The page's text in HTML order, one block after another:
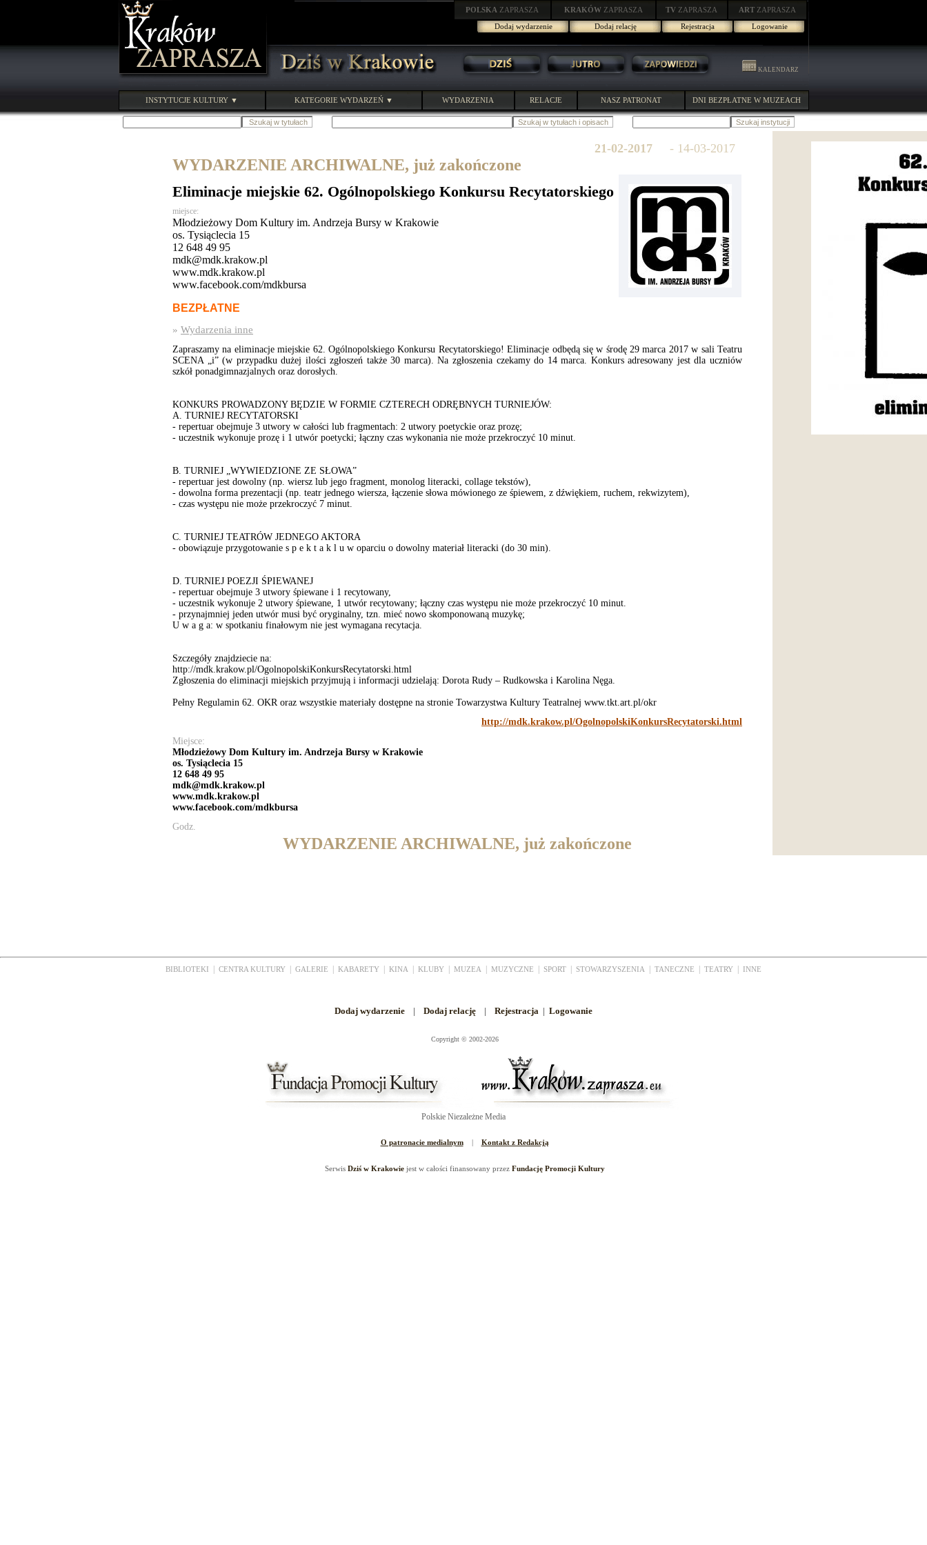
POLSKA ZAPRASZA KRAKÓW ZAPRASZA TV ZAPRASZA ART ZAPRASZA
Dodaj wydarzenie
Dodaj relację Rejestracja Logowanie
KALENDARZ
INSTYTUCJE KULTURY ▼ KATEGORIE WYDARZEŃ ▼ WYDARZENIA RELACJE NASZ PATRONAT DNI BEZPŁATNE W MUZEACH
21-02-2017 - 14-03-2017
WYDARZENIE ARCHIWALNE, już zakończone
Eliminacje miejskie 62. Ogólnopolskiego Konkursu Recytatorskiego
miejsce:
Młodzieżowy Dom Kultury im. Andrzeja Bursy w Krakowie
os. Tysiąclecia 15
12 648 49 95
mdk@mdk.krakow.pl
www.mdk.krakow.pl
www.facebook.com/mdkbursa
BEZPŁATNE
» Wydarzenia inne
Zapraszamy na eliminacje miejskie 62. Ogólnopolskiego Konkursu Recytatorskiego! Eliminacje odbędą się w środę 29 marca 2017 w sali Teatru
SCENA „i” (w przypadku dużej ilości zgłoszeń także 30 marca). Na zgłoszenia czekamy do 14 marca. Konkurs adresowany jest dla uczniów
szkół ponadgimnazjalnych oraz dorosłych.
KONKURS PROWADZONY BĘDZIE W FORMIE CZTERECH ODRĘBNYCH TURNIEJÓW:
A. TURNIEJ RECYTATORSKI
- repertuar obejmuje 3 utwory w całości lub fragmentach: 2 utwory poetyckie oraz prozę;
- uczestnik wykonuje prozę i 1 utwór poetycki; łączny czas wykonania nie może przekroczyć 10 minut.
B. TURNIEJ „WYWIEDZIONE ZE SŁOWA”
- repertuar jest dowolny (np. wiersz lub jego fragment, monolog literacki, collage tekstów),
- dowolna forma prezentacji (np. teatr jednego wiersza, łączenie słowa mówionego ze śpiewem, z dźwiękiem, ruchem, rekwizytem),
- czas występu nie może przekroczyć 7 minut.
C. TURNIEJ TEATRÓW JEDNEGO AKTORA
- obowiązuje przygotowanie s p e k t a k l u w oparciu o dowolny materiał literacki (do 30 min).
D. TURNIEJ POEZJI ŚPIEWANEJ
- repertuar obejmuje 3 utwory śpiewane i 1 recytowany,
- uczestnik wykonuje 2 utwory śpiewane, 1 utwór recytowany; łączny czas występu nie może przekroczyć 10 minut.
- przynajmniej jeden utwór musi być oryginalny, tzn. mieć nowo skomponowaną muzykę;
U w a g a: w spotkaniu finałowym nie jest wymagana recytacja.
Szczegóły znajdziecie na:
http://mdk.krakow.pl/OgolnopolskiKonkursRecytatorski.html
Zgłoszenia do eliminacji miejskich przyjmują i informacji udzielają: Dorota Rudy – Rudkowska i Karolina Nęga.
Pełny Regulamin 62. OKR oraz wszystkie materiały dostępne na stronie Towarzystwa Kultury Teatralnej www.tkt.art.pl/okr
http://mdk.krakow.pl/OgolnopolskiKonkursRecytatorski.html
Miejsce:
Młodzieżowy Dom Kultury im. Andrzeja Bursy w Krakowie
os. Tysiąclecia 15
12 648 49 95
mdk@mdk.krakow.pl
www.mdk.krakow.pl
www.facebook.com/mdkbursa
Godz.
WYDARZENIE ARCHIWALNE, już zakończone
BIBLIOTEKI CENTRA KULTURY GALERIE KABARETY KINA KLUBY MUZEA MUZYCZNE SPORT STOWARZYSZENIA TANECZNE TEATRY INNE
Dodaj wydarzenie | Dodaj relację | Rejestracja | Logowanie
Copyright © 2002-2026
Polskie Niezależne Media
O patronacie medialnym| Kontakt z Redakcją
Serwis Dziś w Krakowiejest w całości finansowany przez Fundację Promocji Kultury